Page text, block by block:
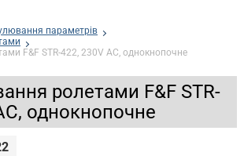
параметрів
F&F STR-422, 230V AC, однокнопочне
ролетами F&F STR-
однокнопочне